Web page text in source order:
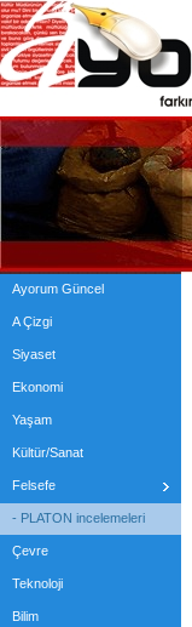
Ayorum Güncel
A Çizgi
Siyaset
Ekonomi
Yaşam
Kültür/Sanat
Felsefe
- PLATON incelemeleri
Çevre
Teknoloji
Bilim